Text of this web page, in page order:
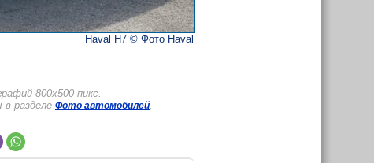
Haval H7 © Фото Haval
800x500 пикс.
в разделе Фото автомобилей.